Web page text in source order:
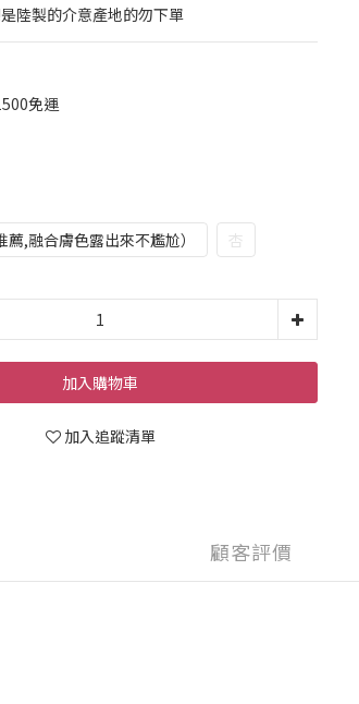
陸製的介意產地的勿下單
免運
薦,融合膚色露出來不尷尬） 杏
加入購物車
加入追蹤清單
顧客評價